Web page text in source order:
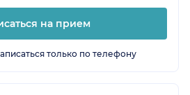
на прием
только по телефону